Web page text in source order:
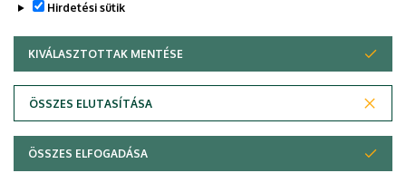
Adatvédelem
Hirdetési sütik
KIVÁLASZTOTTAK MENTÉSE
ÖSSZES ELUTASÍTÁSA
WITHDRAW CONSENT
ÖSSZES ELFOGADÁSA